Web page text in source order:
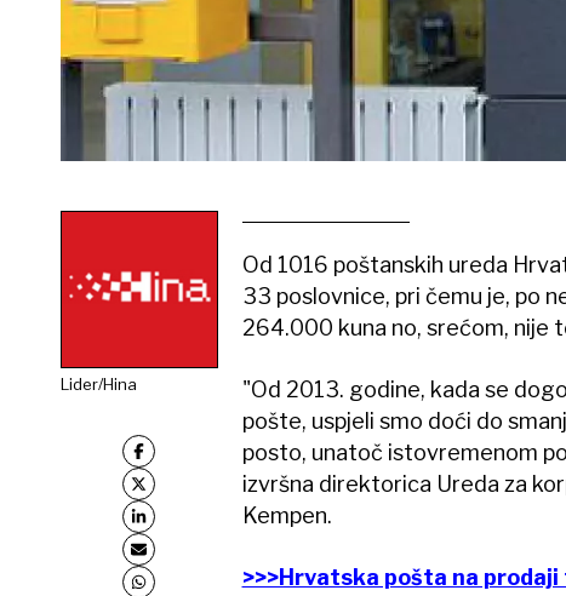
Lider/Hina
Od 1016 poštanskih ureda
33 poslovnice, pri čemu je, po
264.000 kuna no, srećom, nije
"Od 2013. godine, kada se
pošte, uspjeli smo doći do
posto, unatoč istovremenom
izvršna direktorica Ureda za
Kempen.
>>>Hrvatska pošta na